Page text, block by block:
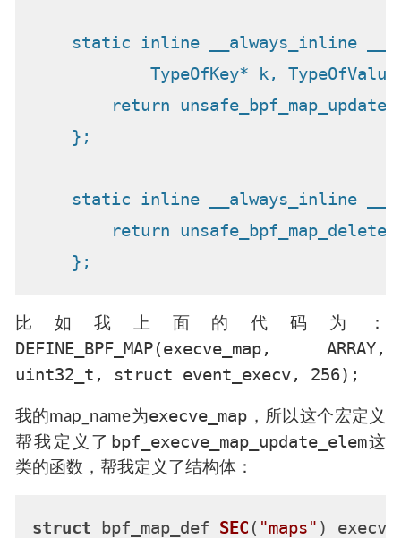
static inline __always_inline
TypeOfKey* k,
return
};
static inline __always_inline
return
    };
比如我上面的代码为：
DEFINE_BPF_MAP(execve_map, ARRAY,
uint32_t, struct event_execv, 256);
我的map_name为execve_map ，所以这个宏定义
帮我定义了 bpf_execve_map_update_elem这
类的函数，帮我定义了结构体：
struct bpf_map_def SEC ( "maps" )